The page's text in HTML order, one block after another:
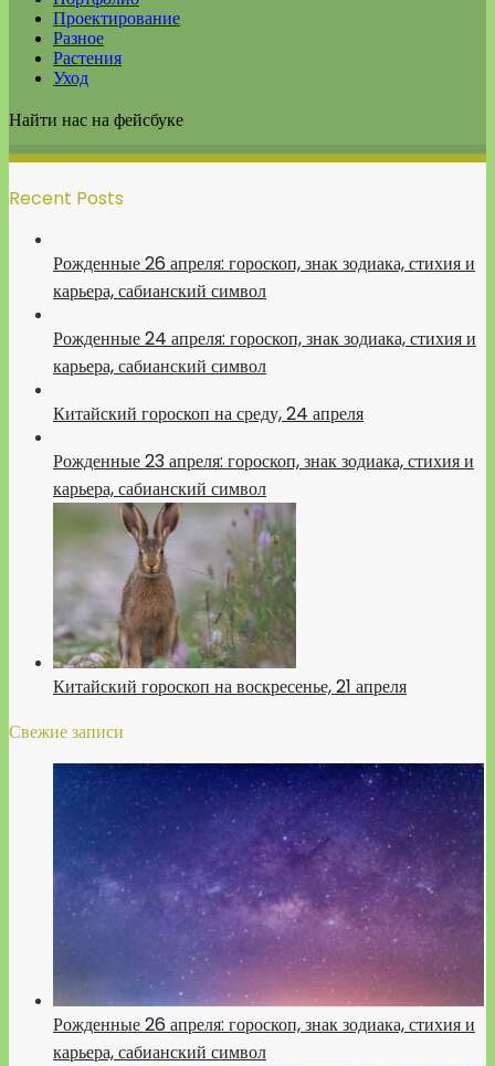
Проектирование
Разное
Растения
Уход
Найти нас на фейсбуке
Recent Posts
Рожденные 26 апреля: гороскоп, знак зодиака, стихия и
карьера, сабианский символ
Рожденные 24 апреля: гороскоп, знак зодиака, стихия и
карьера, сабианский символ
Китайский гороскоп на среду, 24 апреля
Рожденные 23 апреля: гороскоп, знак зодиака, стихия и
карьера, сабианский символ
Китайский гороскоп на воскресенье, 21 апреля
Свежие записи
Рожденные 26 апреля: гороскоп, знак зодиака, стихия и
карьера, сабианский символ